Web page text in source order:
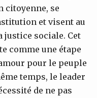
citoyenne, se
et visent au
sociale. Cet
comme une étape
pour le peuple
temps, le leader
de ne pas